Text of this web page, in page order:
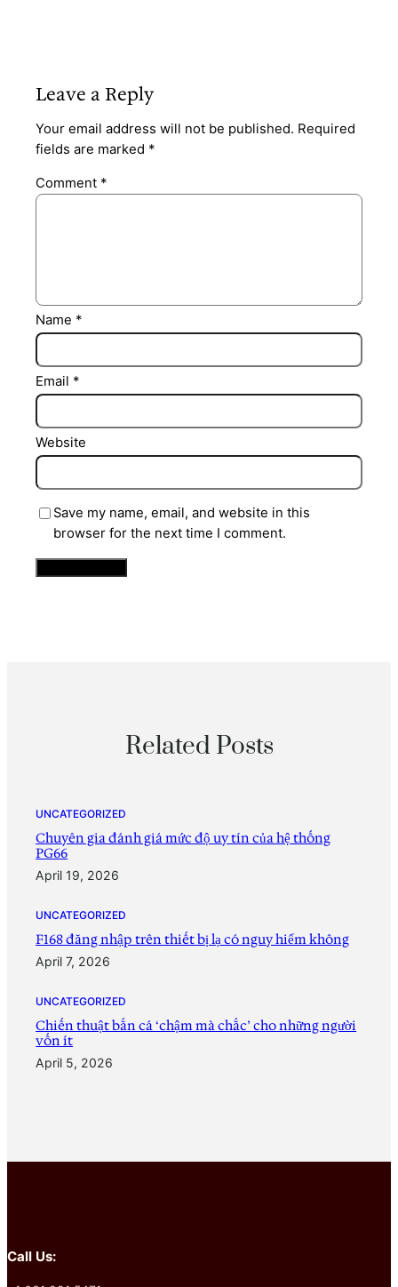
Leave a Reply
Your email address will not be published. Required
fields are marked *
Comment *
Name *
Email *
Website
Save my name, email, and website in this
browser for the next time I comment.
Related Posts
UNCATEGORIZED
Chuyên gia đánh giá mức độ uy tín của hệ thống
PG66
April 19, 2026
UNCATEGORIZED
F168 đăng nhập trên thiết bị lạ có nguy hiểm không
April 7, 2026
UNCATEGORIZED
Chiến thuật bắn cá ‘chậm mà chắc’ cho những người
vốn ít
April 5, 2026
Call Us: